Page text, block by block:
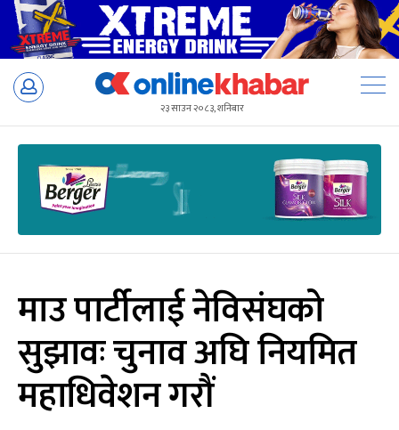
Skip
२३ साउन २०८३, शनिबार
माउ पार्टीलाई नेविसंघको
सुझावः चुनाव अघि नियमित
महाधिवेशन गरौं